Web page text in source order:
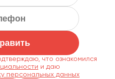
что ознакомился
персональных данных